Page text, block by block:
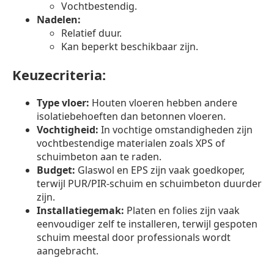
Vochtbestendig.
Nadelen:
Relatief duur.
Kan beperkt beschikbaar zijn.
Keuzecriteria:
Type vloer: Houten vloeren hebben andere
isolatiebehoeften dan betonnen vloeren.
Vochtigheid: In vochtige omstandigheden zijn
vochtbestendige materialen zoals XPS of
schuimbeton aan te raden.
Budget: Glaswol en EPS zijn vaak goedkoper,
terwijl PUR/PIR-schuim en schuimbeton duurder
zijn.
Installatiegemak: Platen en folies zijn vaak
eenvoudiger zelf te installeren, terwijl gespoten
schuim meestal door professionals wordt
aangebracht.